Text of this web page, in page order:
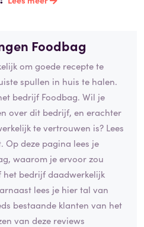
Foodbag
om goede recepte te
spullen in huis te halen.
bedrijf Foodbag. Wil je
over dit bedrijf, en erachter
te vertrouwen is? Lees
Op deze pagina lees je
waarom je ervoor zou
het bedrijf daadwerkelijk
lees je hier tal van
bestaande klanten van het
van deze reviews